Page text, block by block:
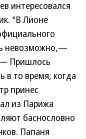
интересовался
"В Лионе
невозможно,—
Пришлось
в то время, когда
принес
из Парижа
баснословно
Папаня